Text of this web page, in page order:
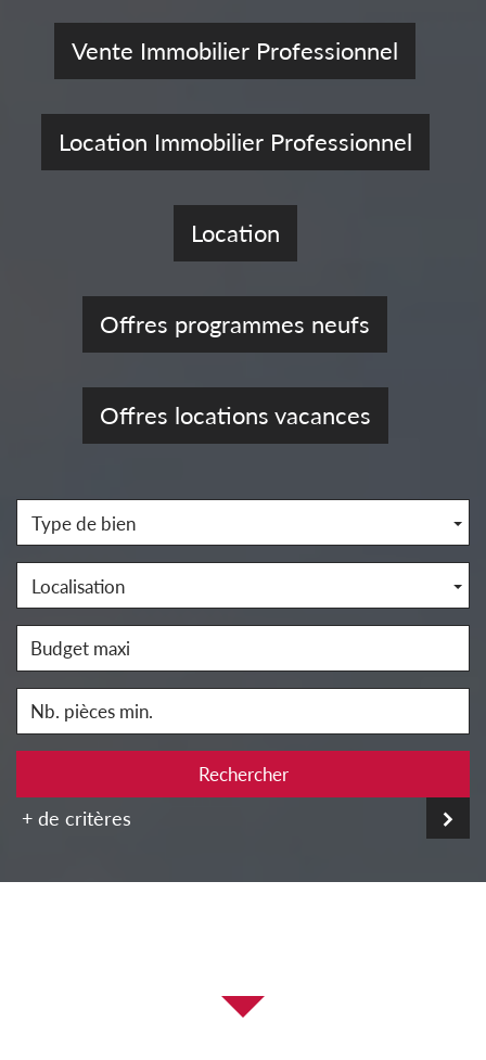
Vente Immobilier Professionnel
Location Immobilier Professionnel
Location
Offres programmes neufs
Offres locations vacances
Type de bien
Localisation
Rechercher
+ de critères